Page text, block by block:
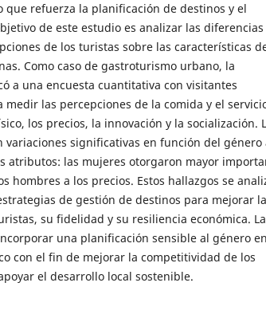
que refuerza la planificación de destinos y el
de este estudio es analizar las
de los turistas sobre las características
Como caso de gastroturismo urbano, la
a una encuesta cuantitativa con visitantes
medir las percepciones de la comida y el
los precios, la innovación y la socialización.
variaciones significativas en función del género
atributos: las mujeres otorgaron mayor
hombres a los precios. Estos hallazgos se
de gestión de destinos para mejorar la
su fidelidad y su resiliencia económica. La
una planificación sensible al género
con el fin de mejorar la competitividad de los
el desarrollo local sostenible.